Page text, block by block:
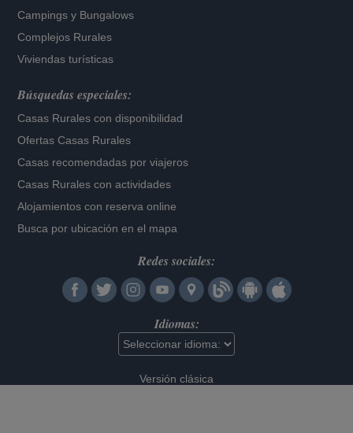
Campings y Bungalows
Complejos Rurales
Viviendas turísticas
Búsquedas especiales:
Casas Rurales con disponibilidad
Ofertas Casas Rurales
Casas recomendadas por viajeros
Casas Rurales con actividades
Alojamientos con reserva online
Busca por ubicación en el mapa
Redes sociales:
Idiomas:
Versión clásica